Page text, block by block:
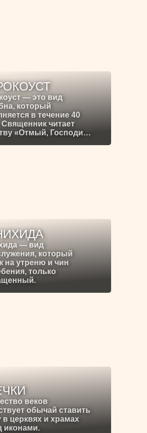
— это вид
который
в течение 40
Священник читает
«Отмый, Господи…
— вид
который
на утреню и чин
только
веков
обычай ставить
в церквях и храмах
иконами.